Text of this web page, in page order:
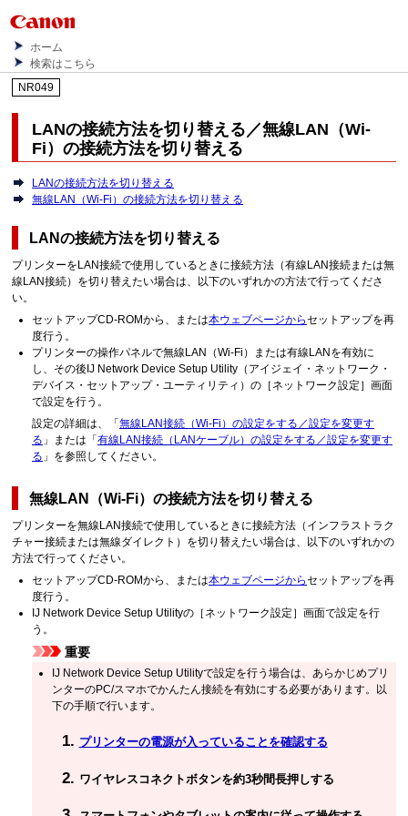
ホーム
検索はこちら
NR049
LANの接続方法を切り替える／無線LAN（Wi-
Fi）の接続方法を切り替える
LANの接続方法を切り替える
無線LAN（Wi-Fi）の接続方法を切り替える
LANの接続方法を切り替える
プリンターをLAN接続で使用しているときに接続方法（有線LAN接続または無
線LAN接続）を切り替えたい場合は、以下のいずれかの方法で行ってくださ
い。
セットアップCD-ROMから、または本ウェブページからセットアップを再
度行う。
プリンターの操作パネルで無線LAN（Wi-Fi）または有線LANを有効に
し、その後IJ Network Device Setup Utility（アイジェイ・ネットワーク・
デバイス・セットアップ・ユーティリティ）の［ ネットワーク設定 ］画面
で設定を行う。
設定の詳細は、「無線LAN接続（Wi-Fi）の設定をする／設定を変更す
る 」または「有線LAN接続（LANケーブル）の設定をする／設定を変更す
る 」を参照してください。
無線LAN（Wi-Fi）の接続方法を切り替える
プリンターを無線LAN接続で使用しているときに接続方法（インフラストラク
チャー接続または無線ダイレクト）を切り替えたい場合は、以下のいずれかの
方法で行ってください。
セットアップCD-ROMから、または本ウェブページからセットアップを再
度行う。
IJ Network Device Setup Utilityの［ ネットワーク設定 ］画面で設定を行
う。
重要
IJ Network Device Setup Utilityで設定を行う場合は、あらかじめプリ
ンターのPC/スマホでかんたん接続を有効にする必要があります。以
下の手順で行います。
プリンターの電源が入っていることを確認する
ワイヤレスコネクト ボタンを約3秒間長押しする